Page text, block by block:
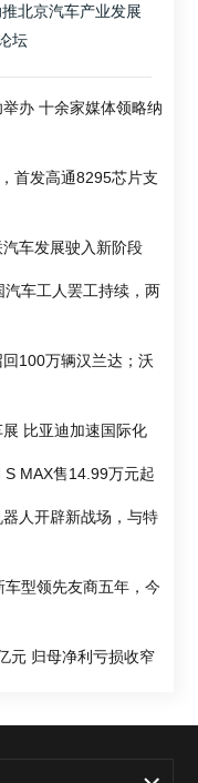
北京汽车产业发展
坛
办 十余家媒体领略纳
首发高通8295芯片支
车发展驶入新阶段
车工人罢工持续，两
100万辆汉兰达；沃
比亚迪加速国际化
MAX售14.99万元起
人开辟新战场，与特
型领先友商五年，今
元 归母净利亏损收窄